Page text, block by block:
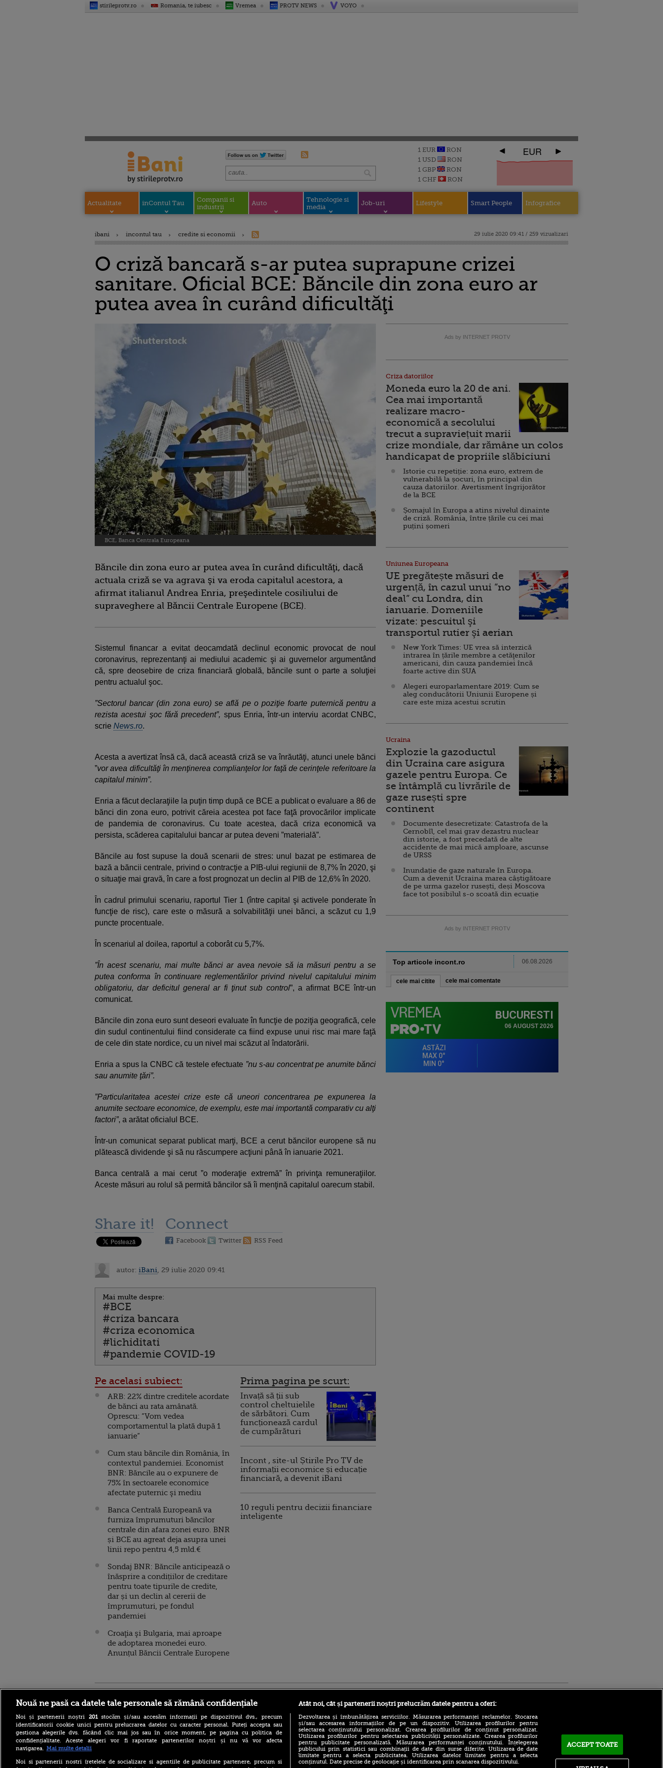
stirileprotv.ro Romania, te iubesc Vremea PROTV NEWS VOYO
1 EUR
RON
1 USD
RON
1 GBP
RON
1 CHF
RON
EUR
Actualitate inContul Tau
Companii si
industrii
Auto
Tehnologie si
media
Job-uri Lifestyle Smart People Infografice
ibani incontul tau credite si economii 29 iulie 2020 09:41 / 259 vizualizari
O criză bancară s-ar putea suprapune crizei
sanitare. Oficial BCE: Băncile din zona euro ar
putea avea în curând dificultăţi
BCE, Banca Centrala Europeana
Băncile din zona euro ar putea avea în curând dificultăţi, dacă
actuala criză se va agrava şi va eroda capitalul acestora, a
afirmat italianul Andrea Enria, preşedintele cosiliului de
supraveghere al Băncii Centrale Europene (BCE).
Sistemul financar a evitat deocamdată declinul economic provocat de noul
coronavirus, reprezentanţi ai mediului academic şi ai guvernelor argumentând
că, spre deosebire de criza financiară globală, băncile sunt o parte a soluţiei
pentru actualul şoc.
”Sectorul bancar (din zona euro) se află pe o poziţie foarte puternică pentru a
rezista acestui şoc fără precedent”, spus Enria, într-un interviu acordat CNBC,
scrie News.ro.
Acesta a avertizat însă că, dacă această criză se va înrăutăţi, atunci unele bănci
”vor avea dificultăţi în menţinerea complianţelor lor faţă de cerinţele referitoare la
capitalul minim”.
Enria a făcut declaraţiile la puţin timp după ce BCE a publicat o evaluare a 86 de
bănci din zona euro, potrivit căreia acestea pot face faţă provocărilor implicate
de pandemia de coronavirus. Cu toate acestea, dacă criza economică va
persista, scăderea capitalului bancar ar putea deveni ”materială”.
Băncile au fost supuse la două scenarii de stres: unul bazat pe estimarea de
bază a băncii centrale, privind o contracţie a PIB-ului regiunii de 8,7% în 2020, şi
o situaţie mai gravă, în care a fost prognozat un declin al PIB de 12,6% în 2020.
În cadrul primului scenariu, raportul Tier 1 (între capital şi activele ponderate în
funcţie de risc), care este o măsură a solvabilităţii unei bănci, a scăzut cu 1,9
puncte procentuale.
În scenariul al doilea, raportul a coborât cu 5,7%.
”În acest scenariu, mai multe bănci ar avea nevoie să ia măsuri pentru a se
putea conforma în continuare reglementărilor privind nivelul capitalului minim
obligatoriu, dar deficitul general ar fi ţinut sub control”, a afirmat BCE într-un
comunicat.
Băncile din zona euro sunt deseori evaluate în funcţie de poziţia geografică, cele
din sudul continentului fiind considerate ca fiind expuse unui risc mai mare faţă
de cele din state nordice, cu un nivel mai scăzut al îndatorării.
Enria a spus la CNBC că testele efectuate ”nu s-au concentrat pe anumite bănci
sau anumite ţări”.
”Particularitatea acestei crize este că uneori concentrarea pe expunerea la
anumite sectoare economice, de exemplu, este mai importantă comparativ cu alţi
factori”, a arătat oficialul BCE.
Într-un comunicat separat publicat marţi, BCE a cerut băncilor europene să nu
plătească dividende şi să nu răscumpere acţiuni până în ianuarie 2021.
Banca centrală a mai cerut ”o moderaţie extremă” în privinţa remuneraţiilor.
Aceste măsuri au rolul să permită băncilor să îi menţină capitalul oarecum stabil.
Share it! Connect
Facebook Twitter RSS Feed
autor: iBani , 29 iulie 2020 09:41
Mai multe despre:
#BCE
#criza bancara
#criza economica
#lichiditati
#pandemie COVID-19
Pe acelasi subiect:
ARB: 22% dintre creditele acordate
de bănci au rata amânată.
Oprescu: ”Vom vedea
comportamentul la plată după 1
ianuarie”
Cum stau băncile din România, în
contextul pandemiei. Economist
BNR: Băncile au o expunere de
75% în sectoarele economice
afectate puternic şi mediu
Banca Centrală Europeană va
furniza împrumuturi băncilor
centrale din afara zonei euro. BNR
și BCE au agreat deja asupra unei
linii repo pentru 4,5 mld.€
Sondaj BNR: Băncile anticipează o
înăsprire a condițiilor de creditare
pentru toate tipurile de credite,
dar și un declin al cererii de
împrumuturi, pe fondul
pandemiei
Croaţia şi Bulgaria, mai aproape
de adoptarea monedei euro.
Anunțul Băncii Centrale Europene
Prima pagina pe scurt:
Invață să ții sub
control cheltuielile
de sărbători. Cum
funcționează cardul
de cumpărături
Incont , site-ul Știrile Pro TV de
informații economice și educație
financiară, a devenit iBani
10 reguli pentru decizii financiare
inteligente
Ads by INTERNET PROTV
Criza datoriilor
Moneda euro la 20 de ani.
Cea mai importantă
realizare macro-
economică a secolului
trecut a supraviețuit marii
crize mondiale, dar rămâne un colos
handicapat de propriile slăbiciuni
Istorie cu repetiție: zona euro, extrem de
vulnerabilă la șocuri, în principal din
cauza datoriilor. Avertisment îngrijorător
de la BCE
Șomajul în Europa a atins nivelul dinainte
de criză. România, între țările cu cei mai
puțini șomeri
Uniunea Europeana
UE pregătește măsuri de
urgență, în cazul unui ”no
deal” cu Londra, din
ianuarie. Domeniile
vizate: pescuitul şi
transportul rutier şi aerian
New York Times: UE vrea să interzică
intrarea în țările membre a cetăţenilor
americani, din cauza pandemiei încă
foarte active din SUA
Alegeri europarlamentare 2019: Cum se
aleg conducătorii Uniunii Europene și
care este miza acestui scrutin
Ucraina
Explozie la gazoductul
din Ucraina care asigura
gazele pentru Europa. Ce
se întâmplă cu livrările de
gaze rusești spre
continent
Documente desecretizate: Catastrofa de la
Cernobîl, cel mai grav dezastru nuclear
din istorie, a fost precedată de alte
accidente de mai mică amploare, ascunse
de URSS
Inundație de gaze naturale în Europa.
Cum a devenit Ucraina marea câștigătoare
de pe urma gazelor rusești, deși Moscova
face tot posibilul s-o scoată din ecuație
Ads by INTERNET PROTV
Top articole incont.ro 06.08.2026
cele mai citite cele mai comentate
(P) Descoperă Lumea
Nouă ne pasă ca datele tale personale să rămână confidențiale
Noi și partenerii noștri 201stocăm și/sau accesăm informații pe dispozitivul dvs., precum
identificatorii cookie unici pentru prelucrarea datelor cu caracter personal. Puteți accepta sau
gestiona alegerile dvs. făcând clic mai jos sau în orice moment, pe pagina cu politica de
confidențialitate. Aceste alegeri vor fi raportate partenerilor noștri și nu vă vor afecta
navigarea. Mai multe detalii
Noi si partenerii nostri (retelele de socializare si agentiile de publicitate partenere, precum si
Atât noi, cât și partenerii noștri prelucrăm datele pentru a oferi:
Dezvoltarea și îmbunătățirea serviciilor. Măsurarea performanței reclamelor. Stocarea
și/sau accesarea informațiilor de pe un dispozitiv. Utilizarea profilurilor pentru
selectarea conținutului personalizat. Crearea profilurilor de conținut personalizat.
Utilizarea profilurilor pentru selectarea publicității personalizate. Crearea profilurilor
pentru publicitate personalizată. Măsurarea performanței conținutului. Înțelegerea
publicului prin statistici sau combinații de date din surse diferite. Utilizarea de date
limitate pentru a selecta publicitatea. Utilizarea datelor limitate pentru a selecta
conținutul. Date precise de geolocație și identificarea prin scanarea dispozitivului.
ACCEPT TOATE